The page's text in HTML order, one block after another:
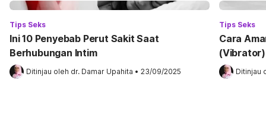
Tips Seks
Ini 10 Penyebab Perut Sakit Saat
Berhubungan Intim
Ditinjau oleh dr. Damar Upahita • 23/09/2025
Tips Seks
Cara
(Vibrator)
Ditinjau